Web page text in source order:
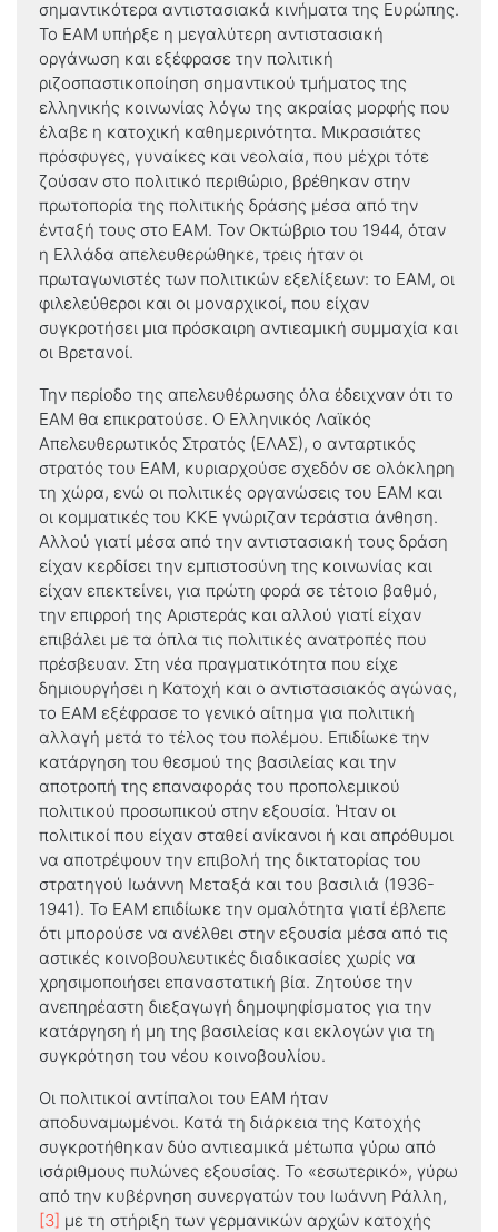
σημαντικότερα αντιστασιακά κινήματα της Ευρώπης.
Το ΕΑΜ υπήρξε η μεγαλύτερη αντιστασιακή
οργάνωση και εξέφρασε την πολιτική
ριζοσπαστικοποίηση σημαντικού τμήματος της
ελληνικής κοινωνίας λόγω της ακραίας μορφής που
έλαβε η κατοχική καθημερινότητα. Μικρασιάτες
πρόσφυγες, γυναίκες και νεολαία, που μέχρι τότε
ζούσαν στο πολιτικό περιθώριο, βρέθηκαν στην
πρωτοπορία της πολιτικής δράσης μέσα από την
ένταξή τους στο ΕΑΜ. Τον Οκτώβριο του 1944, όταν
η Ελλάδα απελευθερώθηκε, τρεις ήταν οι
πρωταγωνιστές των πολιτικών εξελίξεων: το ΕΑΜ, οι
φιλελεύθεροι και οι μοναρχικοί, που είχαν
συγκροτήσει μια πρόσκαιρη αντιεαμική συμμαχία και
οι Βρετανοί.
Την περίοδο της απελευθέρωσης όλα έδειχναν ότι το
ΕΑΜ θα επικρατούσε. Ο Ελληνικός Λαϊκός
Απελευθερωτικός Στρατός (ΕΛΑΣ), ο ανταρτικός
στρατός του ΕΑΜ, κυριαρχούσε σχεδόν σε ολόκληρη
τη χώρα, ενώ οι πολιτικές οργανώσεις του ΕΑΜ και
οι κομματικές του ΚΚΕ γνώριζαν τεράστια άνθηση.
Αλλού γιατί μέσα από την αντιστασιακή τους δράση
είχαν κερδίσει την εμπιστοσύνη της κοινωνίας και
είχαν επεκτείνει, για πρώτη φορά σε τέτοιο βαθμό,
την επιρροή της Αριστεράς και αλλού γιατί είχαν
επιβάλει με τα όπλα τις πολιτικές ανατροπές που
πρέσβευαν. Στη νέα πραγματικότητα που είχε
δημιουργήσει η Κατοχή και ο αντιστασιακός αγώνας,
το ΕΑΜ εξέφρασε το γενικό αίτημα για πολιτική
αλλαγή μετά το τέλος του πολέμου. Επιδίωκε την
κατάργηση του θεσμού της βασιλείας και την
αποτροπή της επαναφοράς του προπολεμικού
πολιτικού προσωπικού στην εξουσία. Ήταν οι
πολιτικοί που είχαν σταθεί ανίκανοι ή και απρόθυμοι
να αποτρέψουν την επιβολή της δικτατορίας του
στρατηγού Ιωάννη Μεταξά και του βασιλιά (1936-
1941). Το ΕΑΜ επιδίωκε την ομαλότητα γιατί έβλεπε
ότι μπορούσε να ανέλθει στην εξουσία μέσα από τις
αστικές κοινοβουλευτικές διαδικασίες χωρίς να
χρησιμοποιήσει επαναστατική βία. Ζητούσε την
ανεπηρέαστη διεξαγωγή δημοψηφίσματος για την
κατάργηση ή μη της βασιλείας και εκλογών για τη
συγκρότηση του νέου κοινοβουλίου.
Οι πολιτικοί αντίπαλοι του ΕΑΜ ήταν
αποδυναμωμένοι. Κατά τη διάρκεια της Κατοχής
συγκροτήθηκαν δύο αντιεαμικά μέτωπα γύρω από
ισάριθμους πυλώνες εξουσίας. Το «εσωτερικό», γύρω
από την κυβέρνηση συνεργατών του Ιωάννη Ράλλη,
[3] με τη στήριξη των γερμανικών αρχών κατοχής